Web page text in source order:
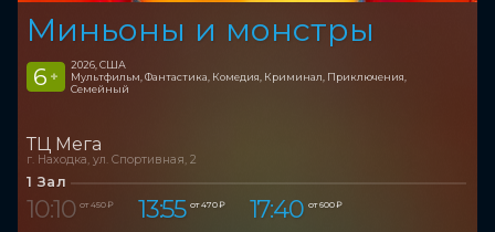
Миньоны и монстры
6 +
2026, США
Мультфильм, Фантастика, Комедия, Криминал, Приключения,
Семейный
ТЦ Мега
г. Находка, ул. Спортивная, 2
1 Зал
10:10 от 450 ₽ 13:55 от 470 ₽ 17:40 от 600 ₽